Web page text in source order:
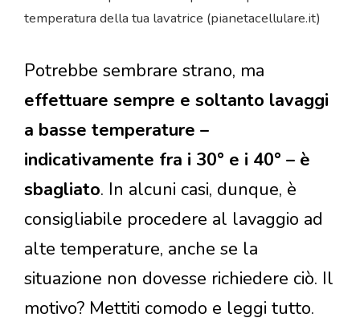
temperatura della tua lavatrice (pianetacellulare.it)
Potrebbe sembrare strano, ma
effettuare sempre e soltanto lavaggi
a basse temperature –
indicativamente fra i 30° e i 40° – è
sbagliato. In alcuni casi, dunque, è
consigliabile procedere al lavaggio ad
alte temperature, anche se la
situazione non dovesse richiedere ciò. Il
motivo? Mettiti comodo e leggi tutto.